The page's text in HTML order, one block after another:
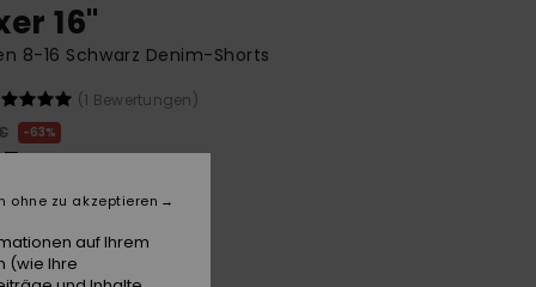
16"
8-16 Schwarz Denim-Shorts
(1 Bewertungen)
63%
€
auf Ihrem
(wie Ihre
ohne zu akzeptieren